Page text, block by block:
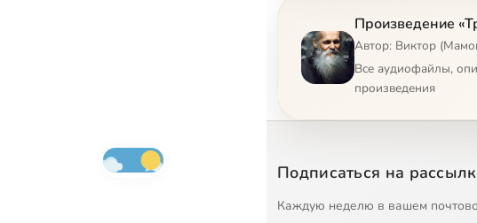
"Пустынный житель".
12 "Отец Пустыни".
15
Произведение
Автор: Виктор
Все аудиофайлы,
произведения
Подписаться на
Каждую неделю в вашем